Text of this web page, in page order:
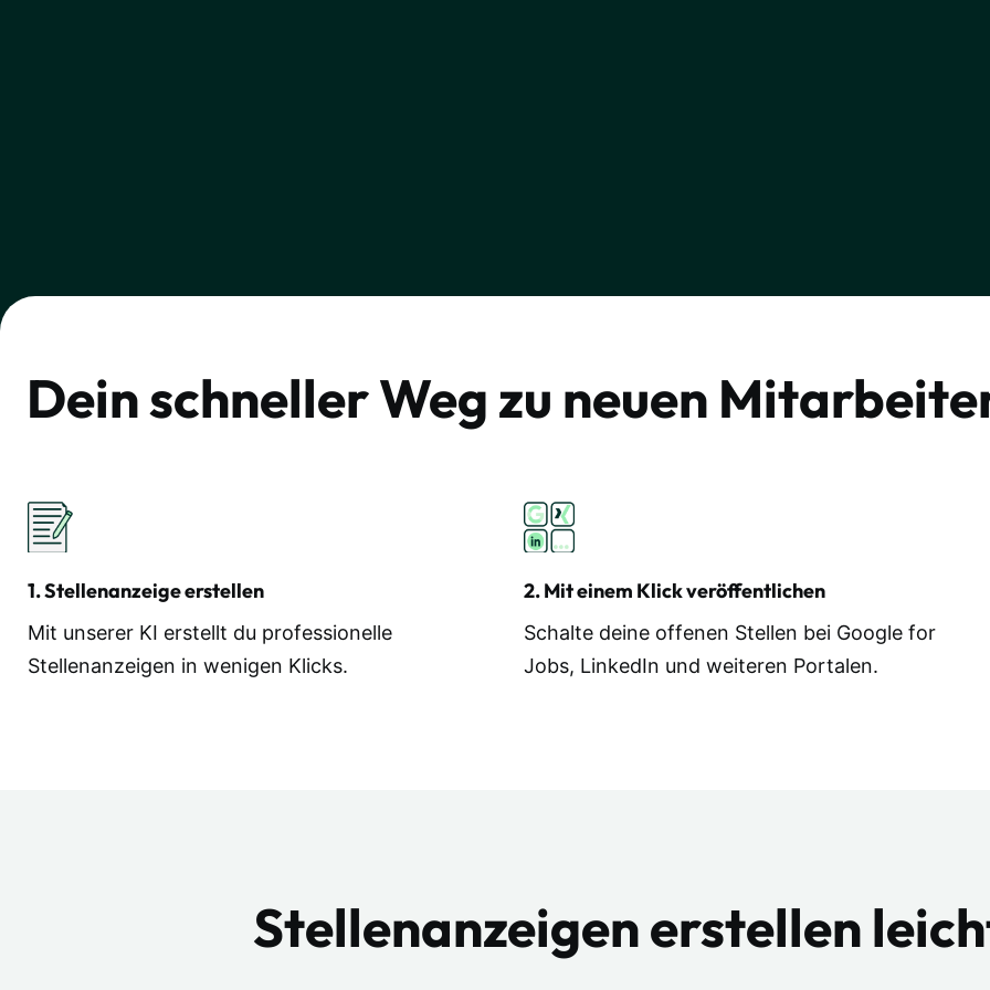
Dein schneller Weg zu neuen
1. Stellenanzeige erstellen
Mit unserer KI erstellt du professionelle
Stellenanzeigen in wenigen Klicks.
2. Mit einem Klick veröffentlichen
Schalte deine offenen Stellen bei Google for
Jobs, LinkedIn und weiteren Portalen.
Stellenanzeigen erstellen